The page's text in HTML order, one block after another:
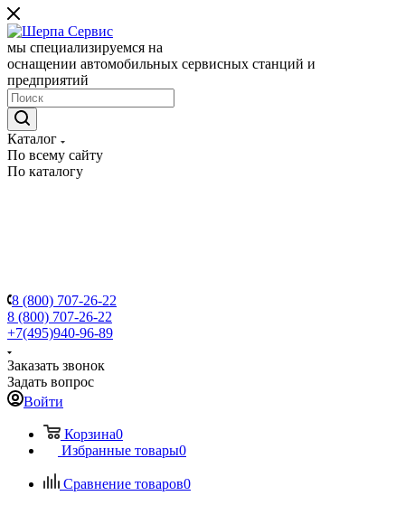
мы специализируемся на
оснащении автомобильных сервисных станций и
предприятий
Каталог
По всему сайту
По каталогу
8 (800) 707-26-22
8 (800) 707-26-22
+7(495)940-96-89
Заказать звонок
Задать вопрос
Войти
Корзина0
Избранные товары0
Сравнение товаров0